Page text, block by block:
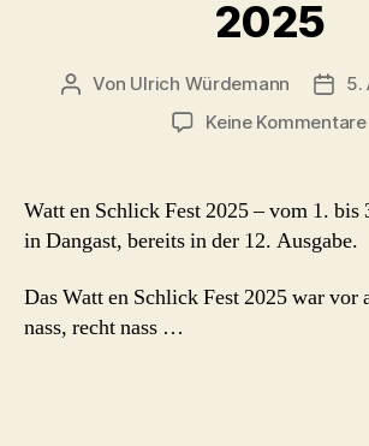
2025
Beitragsautor
Von Ulrich Würdemann
5.
Keine Kommentare
Watt en Schlick Fest 2025 – vom 1. bis
in Dangast, bereits in der 12. Ausgabe.
Das Watt en Schlick Fest 2025 war vor
nass, recht nass …